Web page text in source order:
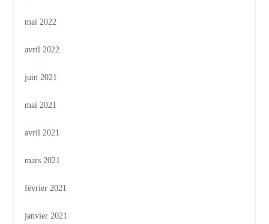
mai 2022
avril 2022
juin 2021
mai 2021
avril 2021
mars 2021
février 2021
janvier 2021